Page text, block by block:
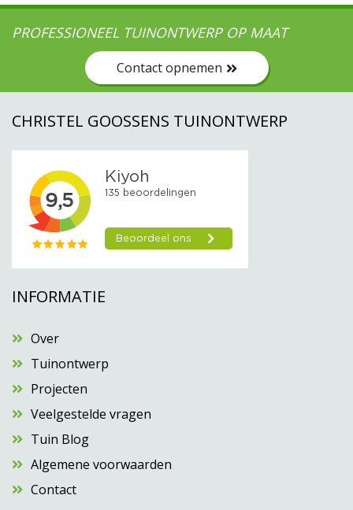
PROFESSIONEEL TUINONTWERP OP MAAT
Contact opnemen
CHRISTEL GOOSSENS TUINONTWERP
INFORMATIE
Over
Tuinontwerp
Projecten
Veelgestelde vragen
Tuin Blog
Algemene voorwaarden
Contact